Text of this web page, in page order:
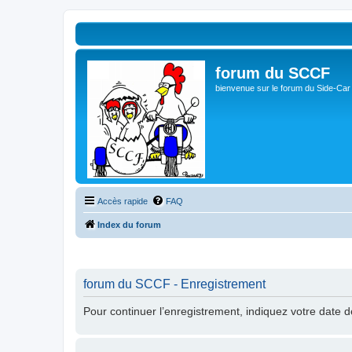
forum du SCCF
bienvenue sur le forum du Side-
Accès rapide FAQ
Index du forum
forum du SCCF - Enregistrement
Pour continuer l’enregistrement, indiquez votre date